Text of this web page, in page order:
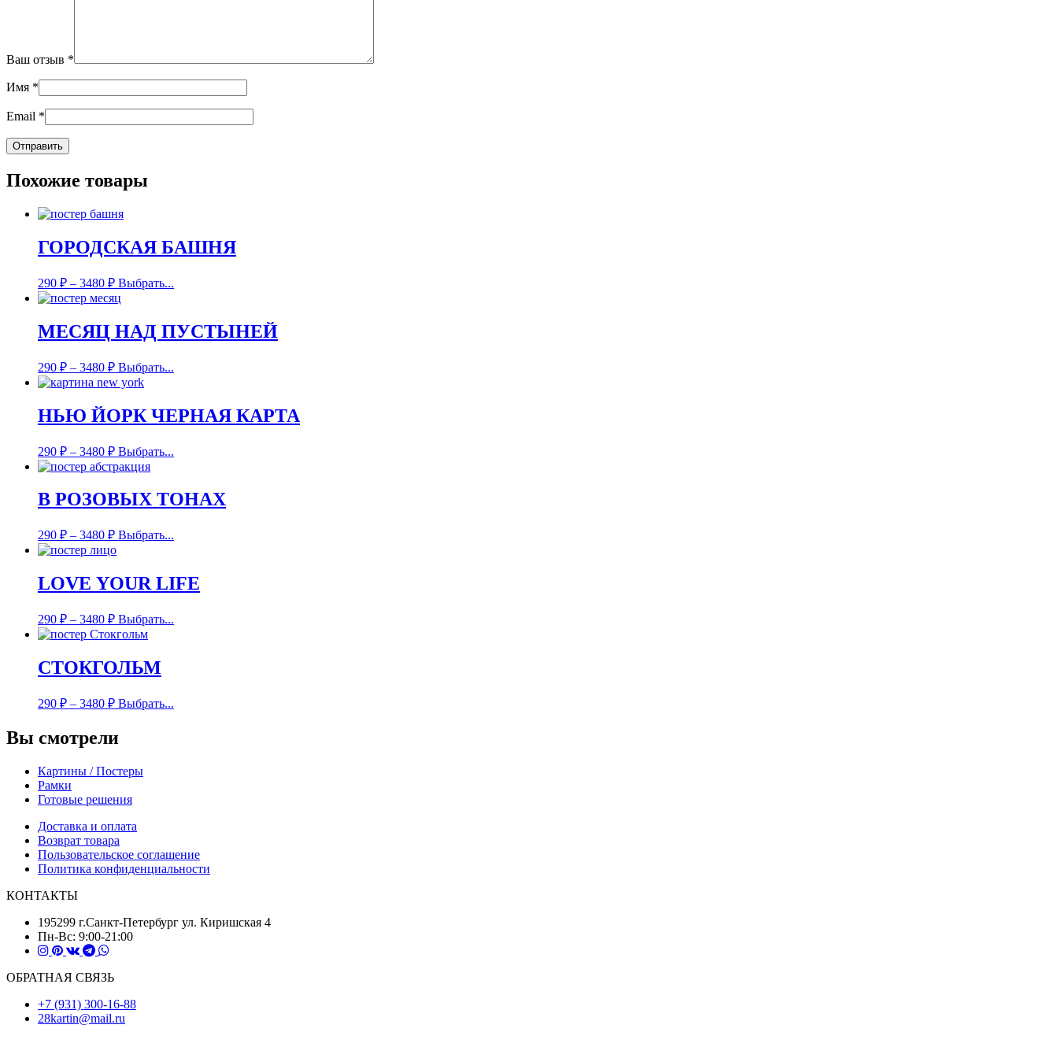
Ваш отзыв *
Имя *
Email *
Похожие товары
ГОРОДСКАЯ БАШНЯ
290 ₽ – 3480 ₽ Выбрать...
МЕСЯЦ НАД ПУСТЫНЕЙ
290 ₽ – 3480 ₽ Выбрать...
НЬЮ ЙОРК ЧЕРНАЯ КАРТА
290 ₽ – 3480 ₽ Выбрать...
В РОЗОВЫХ ТОНАХ
290 ₽ – 3480 ₽ Выбрать...
LOVE YOUR LIFE
290 ₽ – 3480 ₽ Выбрать...
СТОКГОЛЬМ
290 ₽ – 3480 ₽ Выбрать...
Вы смотрели
Картины / Постеры
Рамки
Готовые решения
Доставка и оплата
Возврат товара
Пользовательское соглашение
Политика конфиденциальности
КОНТАКТЫ
195299 г.Санкт-Петербург ул. Киришская 4
Пн-Вс: 9:00-21:00
ОБРАТНАЯ СВЯЗЬ
+7 (931) 300-16-88
28kartin@mail.ru